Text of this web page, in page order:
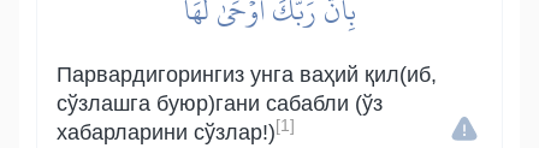
Парвардигорингиз унга ваҳий қил(иб,
сўзлашга буюр)гани сабабли (ўз
хабарларини сўзлар!) [1]